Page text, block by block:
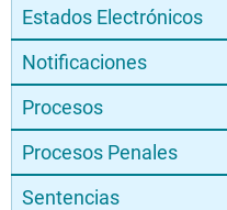
Estados Electrónicos
Notificaciones
Procesos
Procesos Penales
Sentencias